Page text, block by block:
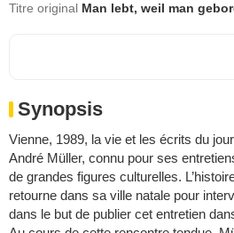
Titre original Man lebt, weil man
Synopsis
Vienne, 1989, la vie et les écrits du
André Müller, connu pour ses
de grandes figures culturelles.
retourne dans sa ville natale pour
dans le but de publier cet entretien